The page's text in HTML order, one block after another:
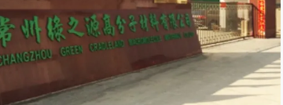
------ Yassine Ramitec